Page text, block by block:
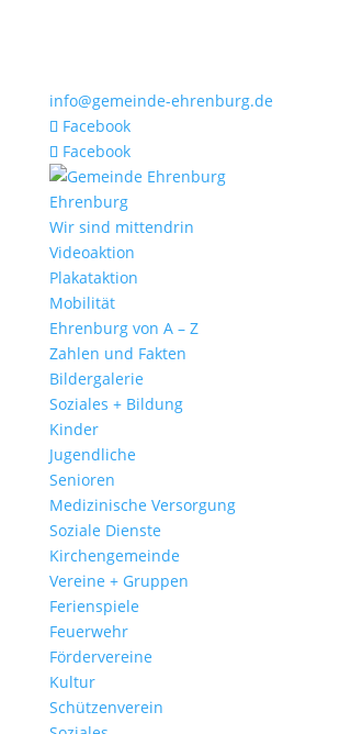
info@gemeinde-ehrenburg.de
Facebook
Facebook
Ehrenburg
Wir sind mittendrin
Videoaktion
Plakataktion
Mobilität
Ehrenburg von A – Z
Zahlen und Fakten
Bildergalerie
Soziales + Bildung
Kinder
Jugendliche
Senioren
Medizinische Versorgung
Soziale Dienste
Kirchengemeinde
Vereine + Gruppen
Ferienspiele
Feuerwehr
Fördervereine
Kultur
Schützenverein